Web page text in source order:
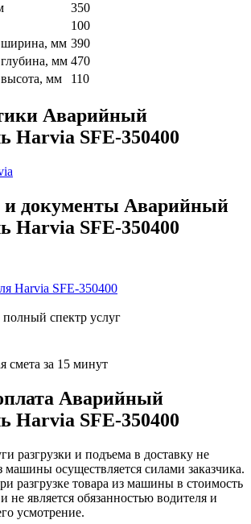
350
100
ширина, мм 390
мм 470
мм
110
Аварийный
Harvia SFE-350400
и документы Аварийный
Harvia SFE-350400
Harvia SFE-350400
спектр услуг
смета за 15 минут
Аварийный
Harvia SFE-350400
разгрузки и подъема в доставку не
машины осуществляется силами заказчика.
разгрузке товара из машины в стоимость
не является обязанностью водителя и
усмотрение.